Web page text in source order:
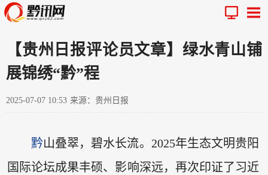
【贵州日报评论员文章】绿水青山铺
展锦绣“黔”程
2025-07-07 10:53 来源：贵州日报
黔山叠翠，碧水长流。2025年生态文明贵阳
国际论坛成果丰硕、影响深远，再次印证了习近